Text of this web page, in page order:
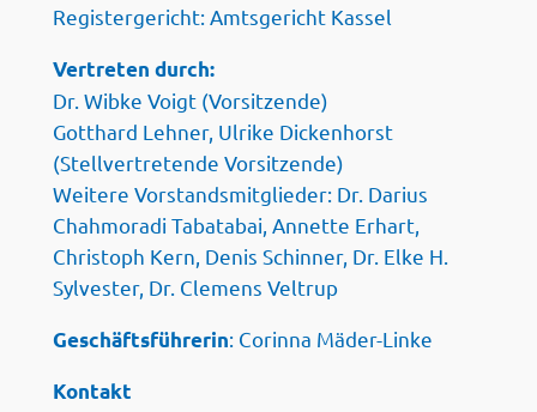
Registergericht: Amtsgericht Kassel
Vertreten durch:
Dr. Wibke Voigt (Vorsitzende)
Gotthard Lehner, Ulrike Dickenhorst
(Stellvertretende Vorsitzende)
Weitere Vorstandsmitglieder: Dr. Darius
Chahmoradi Tabatabai, Annette Erhart,
Christoph Kern, Denis Schinner, Dr. Elke H.
Sylvester, Dr. Clemens Veltrup
Geschäftsführerin: Corinna Mäder-Linke
Kontakt